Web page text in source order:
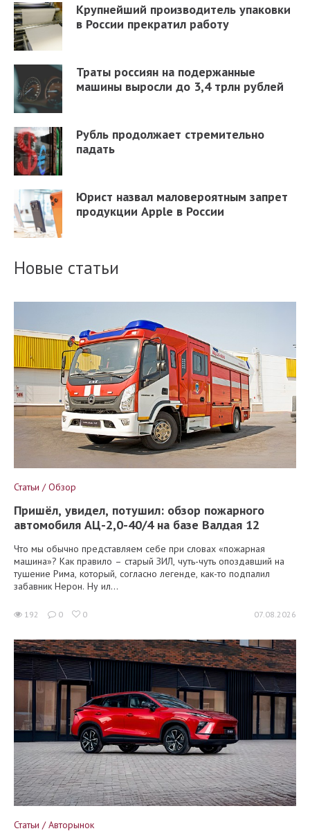
Крупнейший производитель упаковки
в России прекратил работу
Траты россиян на подержанные
машины выросли до 3,4 трлн рублей
Рубль продолжает стремительно
падать
Юрист назвал маловероятным запрет
продукции Apple в России
Новые статьи
Статьи / Обзор
Пришёл, увидел, потушил: обзор пожарного
автомобиля АЦ-2,0-40/4 на базе Валдая 12
Что мы обычно представляем себе при словах «пожарная
машина»? Как правило – старый ЗИЛ, чуть-чуть опоздавший на
тушение Рима, который, согласно легенде, как-то подпалил
забавник Нерон. Ну ил...
192 0 0 07.08.2026
Статьи / Авторынок